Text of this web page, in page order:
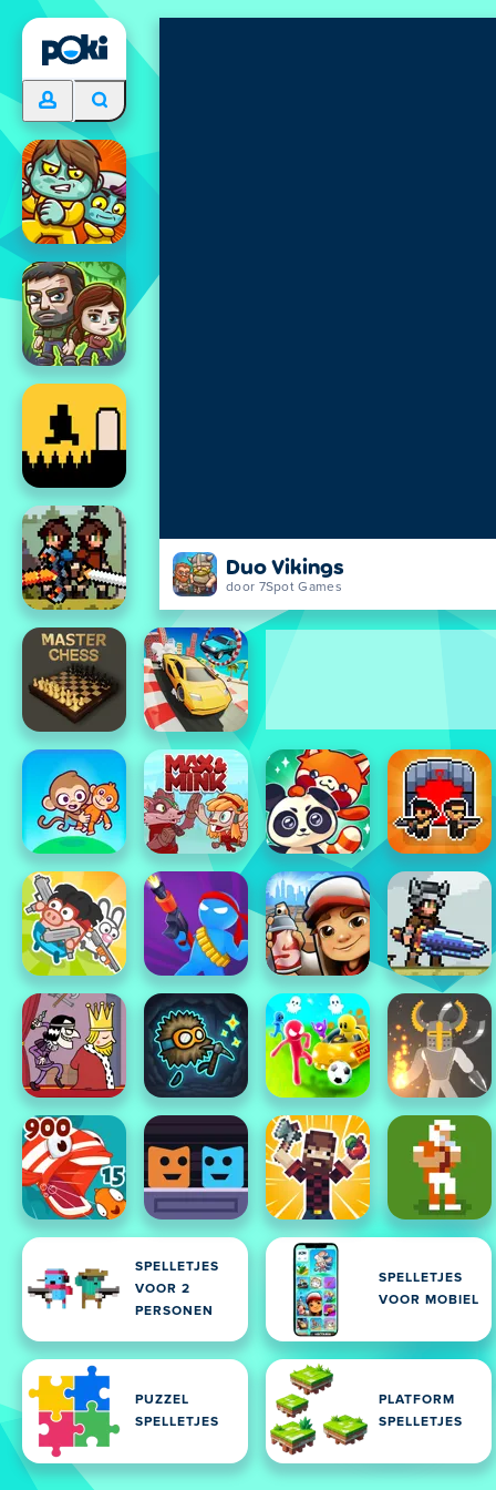
Duo Vikings
door 7Spot Games
SPELLETJES
VOOR 2
PERSONEN
SPELLETJES
VOOR MOBIEL
PUZZEL
SPELLETJES
PLATFORM
SPELLETJES